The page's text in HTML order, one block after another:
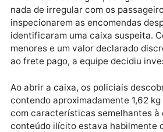
Ji-Paraná/RO. O flagrante
transporte coletivo de
aproximadamente 35 pessoas.
Publicidade
Durante a abordagem, os
nada de irregular com os
inspecionarem as encomendas